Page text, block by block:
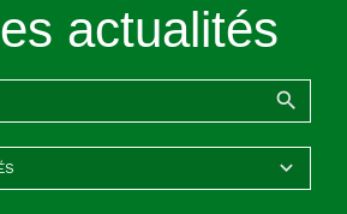
actualités